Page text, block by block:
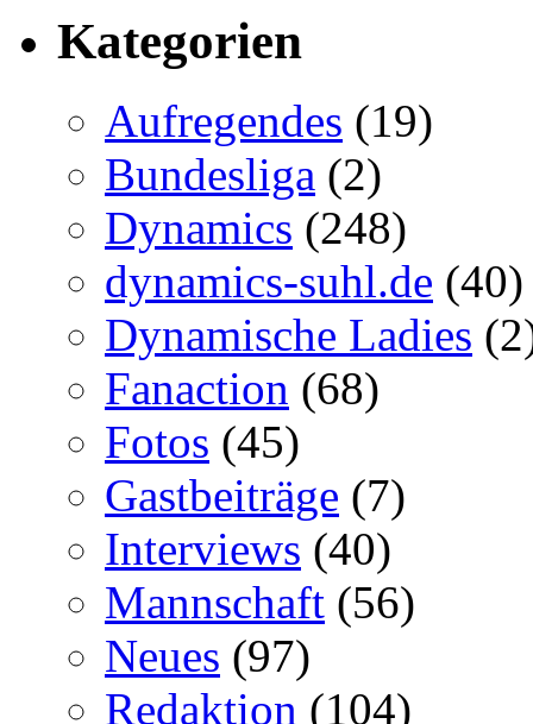
Kategorien
Aufregendes (19)
Bundesliga (2)
Dynamics (248)
dynamics-suhl.de (40)
Dynamische Ladies
Fanaction (68)
Fotos (45)
Gastbeiträge (7)
Interviews (40)
Mannschaft (56)
Neues (97)
Redaktion (104)